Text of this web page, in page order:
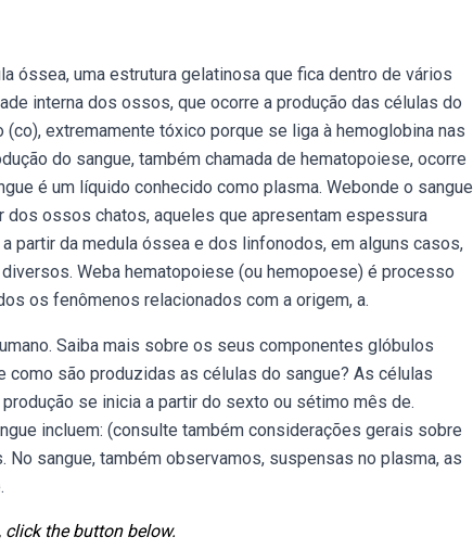
óssea, uma estrutura gelatinosa que fica dentro de vários
interna dos ossos, que ocorre a produção das células do
extremamente tóxico porque se liga à hemoglobina nas
do sangue, também chamada de hematopoiese, ocorre
é um líquido conhecido como plasma. Webonde o sangue
ossos chatos, aqueles que apresentam espessura
partir da medula óssea e dos linfonodos, em alguns casos,
Weba hematopoiese (ou hemopoese) é processo
os fenômenos relacionados com a origem, a.
Saiba mais sobre os seus componentes glóbulos
são produzidas as células do sangue? As células
se inicia a partir do sexto ou sétimo mês de.
incluem: (consulte também considerações gerais sobre
sangue, também observamos, suspensas no plasma, as
the button below.